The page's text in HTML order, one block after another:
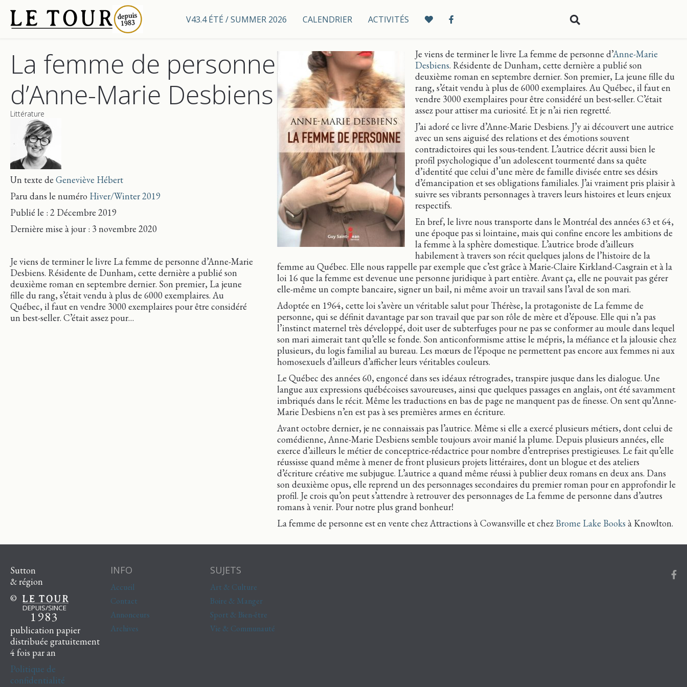
V43.4 ÉTÉ / SUMMER 2026 CALENDRIER ACTIVITÉS
La femme de personne
d’Anne-Marie Desbiens
Littérature
Un texte de Geneviève Hébert
Paru dans le numéro Hiver/Winter 2019
Publié le : 2 Décembre 2019
Dernière mise à jour : 3 novembre 2020
Je viens de terminer le livre La femme de personne d’Anne-Marie
Desbiens. Résidente de Dunham, cette dernière a publié son
deuxième roman en septembre dernier. Son premier, La jeune
fille du rang, s’était vendu à plus de 6000 exemplaires. Au
Québec, il faut en vendre 3000 exemplaires pour être considéré
un best-seller. C’était assez pour…
Je viens de terminer le livre La femme de personne d’Anne-Marie
Desbiens. Résidente de Dunham, cette dernière a publié son
deuxième roman en septembre dernier. Son premier, La jeune fille du
rang, s’était vendu à plus de 6000 exemplaires. Au Québec, il faut en
vendre 3000 exemplaires pour être considéré un best-seller. C’était
assez pour attiser ma curiosité. Et je n’ai rien regretté.
J’ai adoré ce livre d’Anne-Marie Desbiens. J’y ai découvert une autrice
avec un sens aiguisé des relations et des émotions souvent
contradictoires qui les sous-tendent. L’autrice décrit aussi bien le
profil psychologique d’un adolescent tourmenté dans sa quête
d’identité que celui d’une mère de famille divisée entre ses désirs
d’émancipation et ses obligations familiales. J’ai vraiment pris plaisir à
suivre ses vibrants personnages à travers leurs histoires et leurs enjeux
respectifs.
En bref, le livre nous transporte dans le Montréal des années 63 et 64,
une époque pas si lointaine, mais qui confine encore les ambitions de
la femme à la sphère domestique. L’autrice brode d’ailleurs
habilement à travers son récit quelques jalons de l’histoire de la
femme au Québec. Elle nous rappelle par exemple que c’est grâce à Marie-Claire Kirkland-Casgrain et à la
loi 16 que la femme est devenue une personne juridique à part entière. Avant ça, elle ne pouvait pas gérer
elle-même un compte bancaire, signer un bail, ni même avoir un travail sans l’aval de son mari.
Adoptée en 1964, cette loi s’avère un véritable salut pour Thérèse, la protagoniste de La femme de
personne, qui se définit davantage par son travail que par son rôle de mère et d’épouse. Elle qui n’a pas
l’instinct maternel très développé, doit user de subterfuges pour ne pas se conformer au moule dans lequel
son mari aimerait tant qu’elle se fonde. Son anticonformisme attise le mépris, la méfiance et la jalousie chez
plusieurs, du logis familial au bureau. Les mœurs de l’époque ne permettent pas encore aux femmes ni aux
homosexuels d’ailleurs d’afficher leurs véritables couleurs.
Le Québec des années 60, engoncé dans ses idéaux rétrogrades, transpire jusque dans les dialogue. Une
langue aux expressions québécoises savoureuses, ainsi que quelques passages en anglais, ont été savamment
imbriqués dans le récit. Même les traductions en bas de page ne manquent pas de finesse. On sent qu’Anne-
Marie Desbiens n’en est pas à ses premières armes en écriture.
Avant octobre dernier, je ne connaissais pas l’autrice. Même si elle a exercé plusieurs métiers, dont celui de
comédienne, Anne-Marie Desbiens semble toujours avoir manié la plume. Depuis plusieurs années, elle
exerce d’ailleurs le métier de conceptrice-rédactrice pour nombre d’entreprises prestigieuses. Le fait qu’elle
réussisse quand même à mener de front plusieurs projets littéraires, dont un blogue et des ateliers
d’écriture créative me subjugue. L’autrice a quand même réussi à publier deux romans en deux ans. Dans
son deuxième opus, elle reprend un des personnages secondaires du premier roman pour en approfondir le
profil. Je crois qu’on peut s’attendre à retrouver des personnages de La femme de personne dans d’autres
romans à venir. Pour notre plus grand bonheur!
La femme de personne est en vente chez Attractions à Cowansville et chez Brome Lake Books à Knowlton.
Sutton
& région
©
DEPUIS/SINCE
1983
publication papier
distribuée gratuitement
4 fois par an
Politique de
confidentialité
INFO
Accueil
Contact
Annonceurs
Archives
SUJETS
Art & Culture
Boire & Manger
Sport & Bien-être
Vie & Communauté